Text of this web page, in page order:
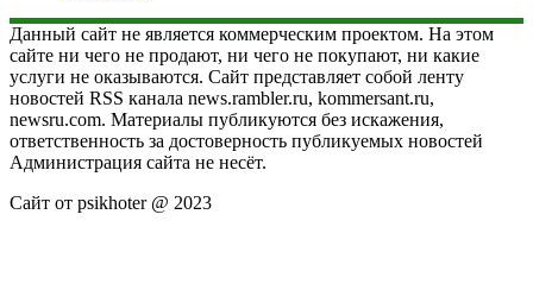
Данный сайт не является коммерческим проектом. На этом
сайте ни чего не продают, ни чего не покупают, ни какие
услуги не оказываются. Сайт представляет собой ленту
новостей RSS канала news.rambler.ru, kommersant.ru,
newsru.com. Материалы публикуются без искажения,
ответственность за достоверность публикуемых новостей
Администрация сайта не несёт.
Сайт от psikhoter @ 2023